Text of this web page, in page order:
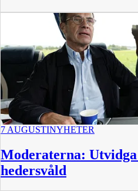
7 AUGUSTINYHETER
Moderaterna:
hedersvåld